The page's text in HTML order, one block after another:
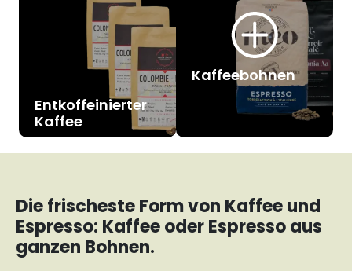
Entkoffeinierter
Kaffee
Kaffeebohnen
Die frischeste Form von Kaffee und
Espresso: Kaffee oder Espresso aus
ganzen Bohnen.